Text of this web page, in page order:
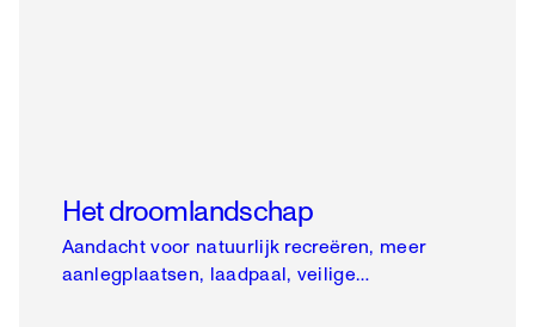
Het droomlandschap
Aandacht voor natuurlijk recreëren, meer
aanlegplaatsen, laadpaal, veilige